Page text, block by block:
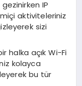
IP
aktiviteleriniz
sizi
halka açık Wi-Fi
kolayca
bu tür